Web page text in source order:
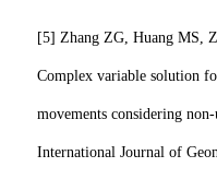
[5] Zhang ZG, Huang MS,
Complex variable solution
movements considering
International Journal of